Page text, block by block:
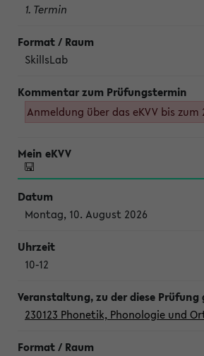
1. Termin
SkillsLab
Anmeldung über das eKVV bis zum
Montag, 10. August 2026
10-12
230123 Phonetik, Phonologie und